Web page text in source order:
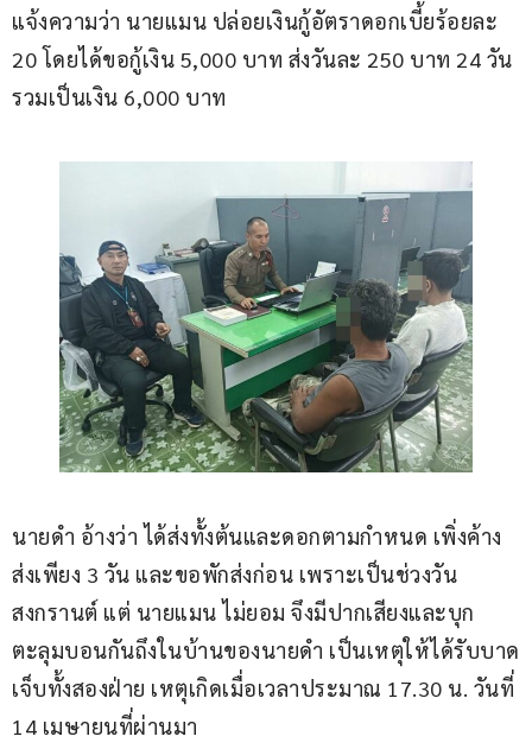
แจ้งความว่า นายแมน ปล่อยเงินกู้อัตราดอกเบี้ยร้อยละ
20 โดยได้ขอกู้เงิน 5,000 บาท ส่งวันละ 250 บาท 24 วัน
รวมเป็นเงิน 6,000 บาท
นายดำ อ้างว่า ได้ส่งทั้งต้นและดอกตามกำหนด เพิ่งค้าง
ส่งเพียง 3 วัน และขอพักส่งก่อน เพราะเป็นช่วงวัน
สงกรานต์ แต่ นายแมน ไม่ยอม จึงมีปากเสียงและบุก
ตะลุมบอนกันถึงในบ้านของนายดำ เป็นเหตุให้ได้รับบาด
เจ็บทั้งสองฝ่าย เหตุเกิดเมื่อเวลาประมาณ 17.30 น. วันที่
14 เมษายนที่ผ่านมา